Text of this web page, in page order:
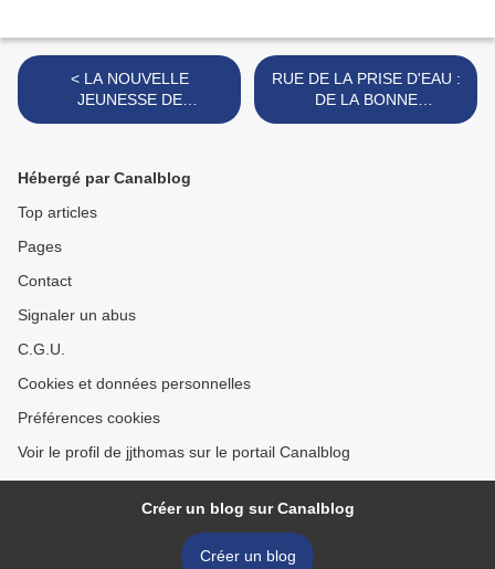
< LA NOUVELLE
JEUNESSE DE
L’ANCIENNE PASSERELLE
RUE DE LA PRISE D'EAU :
DE LA BONNE
UTILISATION D'UNE DENT
Hébergé par Canalblog
Top articles
Pages
Contact
Signaler un abus
C.G.U.
Cookies et données personnelles
Préférences cookies
Voir le profil de jjthomas sur le portail Canalblog
Créer un blog sur Canalblog
Créer un blog